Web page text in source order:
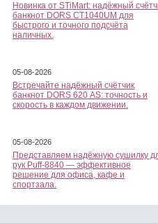
Новинка от STiMart: надёжный
банкнот DORS CT1040UM для
быстрого и точного подсчёта
наличных.
05-08-2026
Встречайте надёжный счётчик
банкнот DORS 620 АS: точность и
скорость в каждом движении.
05-08-2026
Представляем надёжную сушилку
рук Puff-8840 — эффективное
решение для офиса, кафе и
спортзала.